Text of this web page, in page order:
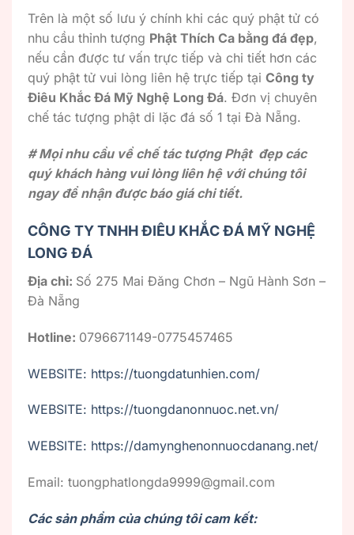
Trên là một số lưu ý chính khi các quý phật tử có
nhu cầu thỉnh tượng Phật Thích Ca bằng đá đẹp,
nếu cần được tư vấn trực tiếp và chi tiết hơn các
quý phật tử vui lòng liên hệ trực tiếp tại Công ty
Điêu Khắc Đá Mỹ Nghệ Long Đá. Đơn vị chuyên
chế tác tượng phật di lặc đá số 1 tại Đà Nẵng.
# Mọi nhu cầu về chế tác tượng Phật đẹp các
quý khách hàng vui lòng liên hệ với chúng tôi
ngay để nhận được báo giá chi tiết.
CÔNG TY TNHH ĐIÊU KHẮC ĐÁ MỸ NGHỆ
LONG ĐÁ
Địa chỉ: Số 275 Mai Đăng Chơn – Ngũ Hành Sơn –
Đà Nẵng
Hotline: 0796671149-0775457465
WEBSITE: https://tuongdatunhien.com/
WEBSITE: https://tuongdanonnuoc.net.vn/
WEBSITE: https://damynghenonnuocdanang.net/
Email: tuongphatlongda9999@gmail.com
Các sản phẩm của chúng tôi cam kết: